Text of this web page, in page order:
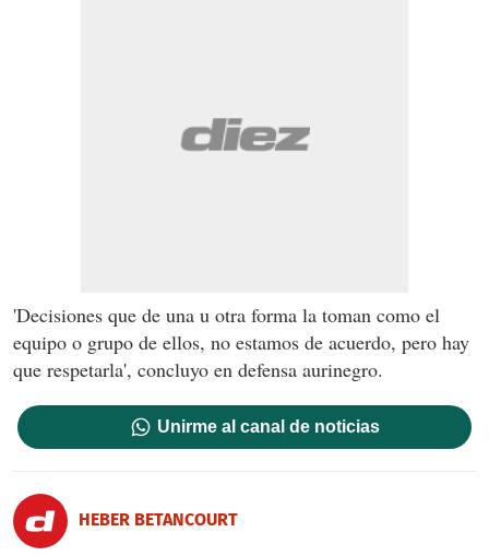
'Decisiones que de una u otra forma la toman como el
equipo o grupo de ellos, no estamos de acuerdo, pero hay
que respetarla', concluyo en defensa aurinegro.
Unirme al canal de noticias
HEBER BETANCOURT